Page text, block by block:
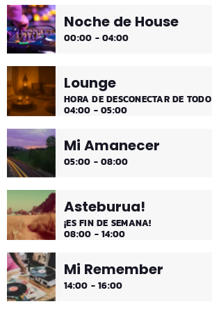
Noche de House
00:00 - 04:00
Lounge
HORA DE DESCONECTAR DE TODO
04:00 - 05:00
Mi Amanecer
05:00 - 08:00
Asteburua!
¡ES FIN DE SEMANA!
08:00 - 14:00
Mi Remember
14:00 - 16:00